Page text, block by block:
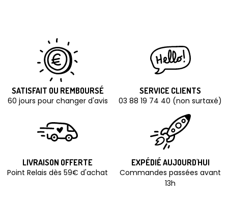
SATISFAIT OU REMBOURSÉ
60 jours pour changer d'avis
SERVICE CLIENTS
03 88 19 74 40 (non surtaxé)
LIVRAISON OFFERTE
Point Relais dès 59€ d'achat
EXPÉDIÉ AUJOURD'HUI
Commandes passées avant
13h